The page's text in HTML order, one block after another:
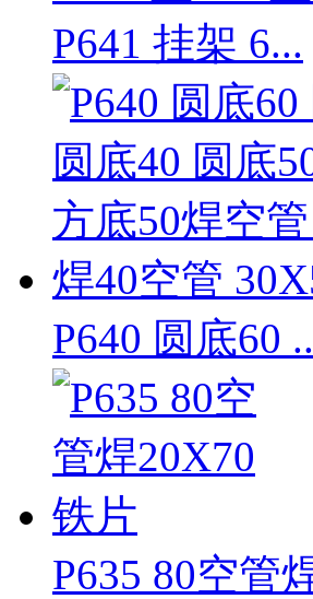
P641 挂架 6...
P640 圆底60
P635 80空管